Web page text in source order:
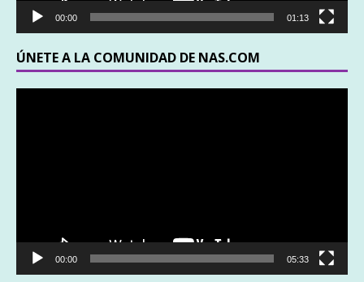
00:00 01:13
ÚNETE A LA COMUNIDAD DE NAS.COM
00:00 05:33